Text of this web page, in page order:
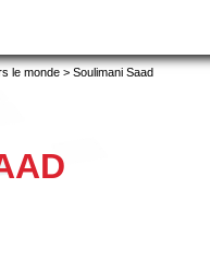
le monde > Soulimani Saad